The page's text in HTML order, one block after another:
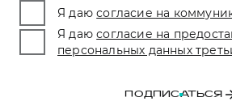
Я даю согласие на
Я даю согласие на
персональных данных
ПОДПИСАТЬСЯ